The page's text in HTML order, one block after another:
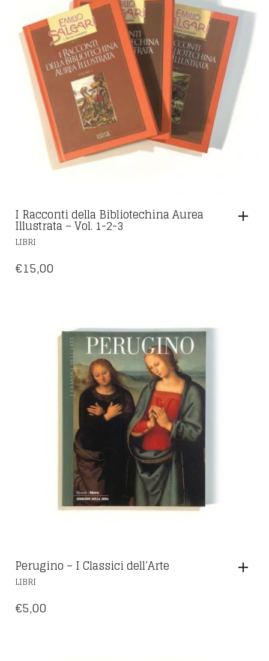
I Racconti della Bibliotechina Aurea
Illustrata – Vol. 1-2-3
LIBRI
€15,00
Perugino – I Classici dell’Arte
LIBRI
€5,00